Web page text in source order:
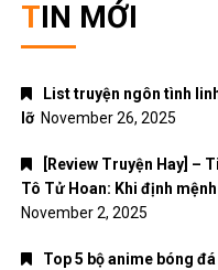
TIN MỚI
List truyện ngôn tình
lỡ November 26, 2025
[Review Truyện Hay] –
Tô Tử Hoan: Khi định
November 2, 2025
Top 5 bộ anime bóng